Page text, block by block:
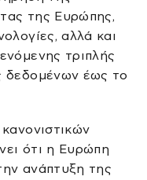
της Ευρώπης,
αλλά και
τριπλής
δεδομένων έως το
ότι η Ευρώπη
ανάπτυξη της